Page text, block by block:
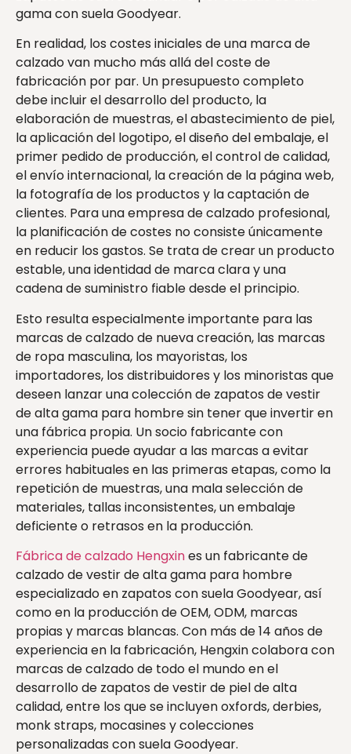
gama con suela Goodyear.
En realidad, los costes iniciales de una marca de
calzado van mucho más allá del coste de
fabricación por par. Un presupuesto completo
debe incluir el desarrollo del producto, la
elaboración de muestras, el abastecimiento de piel,
la aplicación del logotipo, el diseño del embalaje, el
primer pedido de producción, el control de calidad,
el envío internacional, la creación de la página web,
la fotografía de los productos y la captación de
clientes. Para una empresa de calzado profesional,
la planificación de costes no consiste únicamente
en reducir los gastos. Se trata de crear un producto
estable, una identidad de marca clara y una
cadena de suministro fiable desde el principio.
Esto resulta especialmente importante para las
marcas de calzado de nueva creación, las marcas
de ropa masculina, los mayoristas, los
importadores, los distribuidores y los minoristas que
deseen lanzar una colección de zapatos de vestir
de alta gama para hombre sin tener que invertir en
una fábrica propia. Un socio fabricante con
experiencia puede ayudar a las marcas a evitar
errores habituales en las primeras etapas, como la
repetición de muestras, una mala selección de
materiales, tallas inconsistentes, un embalaje
deficiente o retrasos en la producción.
Fábrica de calzado Hengxines un fabricante de
calzado de vestir de alta gama para hombre
especializado en zapatos con suela Goodyear, así
como en la producción de OEM, ODM, marcas
propias y marcas blancas. Con más de 14 años de
experiencia en la fabricación, Hengxin colabora con
marcas de calzado de todo el mundo en el
desarrollo de zapatos de vestir de piel de alta
calidad, entre los que se incluyen oxfords, derbies,
monk straps, mocasines y colecciones
personalizadas con suela Goodyear.